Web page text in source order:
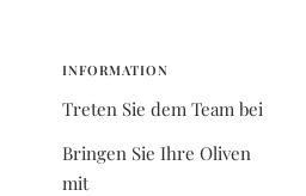
INFORMATION
Treten Sie dem Team bei
Bringen Sie Ihre Oliven
mit